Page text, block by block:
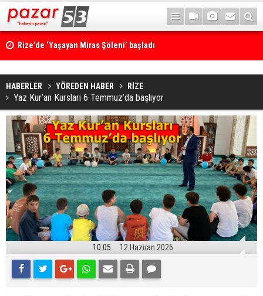
Rize’de ‘Yaşayan Miras Şöleni’ başladı
HABERLER YÖREDEN HABER RİZE
Yaz Kur’an Kursları 6 Temmuz’da başlıyor
10:05 12 Haziran 2026